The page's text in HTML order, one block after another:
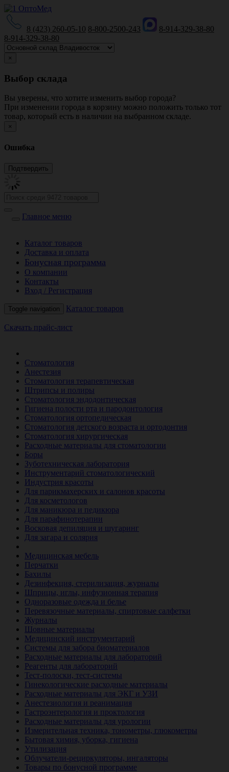
8 (423) 260-05-10 8-800-2500-243
8-914-329-38-80
8-914-329-38-80
×
Выбор склада
Вы уверены, что хотите изменить выбор города?
При изменении города в корзину можно положить только тот
товар, который есть в наличии на выбранном складе.
×
Ошибка
Главное меню
Каталог товаров
Доставка и оплата
Бонусная программа
О компании
Контакты
Вход / Регистрация
Toggle navigation Каталог товаров
Скачать прайс-лист
Стоматология
Анестезия
Стоматология терапевтическая
Штрипсы и полиры
Стоматология эндодонтическая
Гигиена полости рта и пародонтология
Стоматология ортопедическая
Стоматология детского возраста и ортодонтия
Стоматология хирургическая
Расходные материалы для стоматологии
Боры
Зуботехническая лаборатория
Инструментарий стоматологический
Индустрия красоты
Для парикмахерских и салонов красоты
Для косметологов
Для маникюра и педикюра
Для парафинотерапии
Восковая депиляция и шугаринг
Для загара и солярия
Медицинская мебель
Перчатки
Бахилы
Дезинфекция, стерилизация, журналы
Шприцы, иглы, инфузионная терапия
Одноразовые одежда и белье
Перевязочные материалы, спиртовые салфетки
Журналы
Шовные материалы
Медицинский инструментарий
Системы для забора биоматериалов
Расходные материалы для лабораторий
Реагенты для лабораторий
Тест-полоски, тест-системы
Гинекологические расходные материалы
Расходные материалы для ЭКГ и УЗИ
Анестезиология и реанимация
Гастроэнтерология и проктология
Расходные материалы для урологии
Измерительная техника, тонометры, глюкометры
Бытовая химия, уборка, гигиена
Утилизация
Облучатели-рециркуляторы, ингаляторы
Товары по бонусной программе